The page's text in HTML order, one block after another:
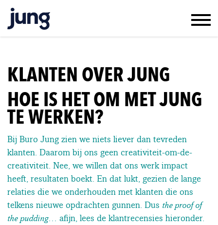
KLANTEN & JUNG
TEAM & VACATURES
CONTACT
IN ENGLISH
KLANTEN OVER JUNG
HOE IS HET OM MET JUNG
TE WERKEN?
Bij Buro Jung zien we niets liever dan tevreden
klanten. Daarom bij ons geen creativiteit-om-de-
creativiteit. Nee, we willen dat ons werk impact
heeft, resultaten boekt. En dat lukt, gezien de lange
relaties die we onderhouden met klanten die ons
telkens nieuwe opdrachten gunnen. Dus the proof of
the pudding… afijn, lees de klantrecensies hieronder.